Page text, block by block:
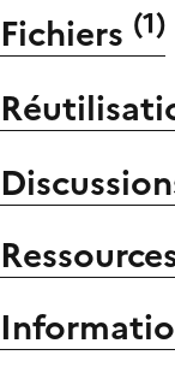
Fichiers (1)